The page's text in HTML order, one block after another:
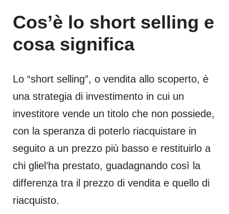
Cos’è lo short selling e
cosa significa
Lo “short selling”, o vendita allo scoperto, è
una strategia di investimento in cui un
investitore vende un titolo che non possiede,
con la speranza di poterlo riacquistare in
seguito a un prezzo più basso e restituirlo a
chi gliel’ha prestato, guadagnando così la
differenza tra il prezzo di vendita e quello di
riacquisto.